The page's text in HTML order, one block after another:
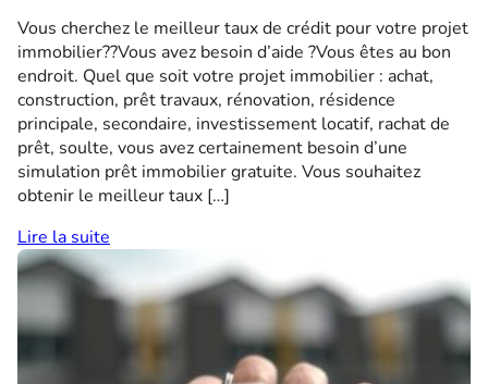
Vous cherchez le meilleur taux de crédit pour votre projet
immobilier??Vous avez besoin d’aide ?Vous êtes au bon
endroit. Quel que soit votre projet immobilier : achat,
construction, prêt travaux, rénovation, résidence
principale, secondaire, investissement locatif, rachat de
prêt, soulte, vous avez certainement besoin d’une
simulation prêt immobilier gratuite. Vous souhaitez
obtenir le meilleur taux […]
Lire la suite